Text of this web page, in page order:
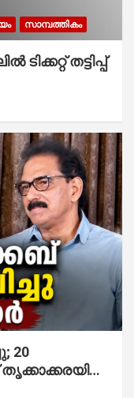
സാമ്പത്തികം
തട്ടിപ്പ്
20
രണ്ടുപേര്‍